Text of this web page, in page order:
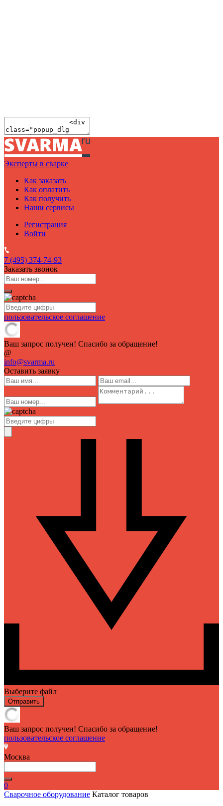
Эксперты в сварке
Как заказать
Как оплатить
Как получить
Наши сервисы
Регистрация
Войти
7 (495) 374-74-93
Заказать звонок
пользовательское соглашение
Ваш запрос получен! Спасибо за обращение!
@
info@svarma.ru
Оставить заявку
Выберите файл
Отправить
Ваш запрос получен! Спасибо за обращение!
пользовательское соглашение
Москва
0
Сварочное оборудование Каталог товаров